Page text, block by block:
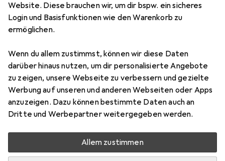
Website. Diese brauchen wir, um dir bspw. ein sicheres
Login und Basisfunktionen wie den Warenkorb zu
ermöglichen.
Wenn du allem zustimmst, können wir diese Daten
darüber hinaus nutzen, um dir personalisierte Angebote
zu zeigen, unsere Webseite zu verbessern und gezielte
Werbung auf unseren und anderen Webseiten oder Apps
anzuzeigen. Dazu können bestimmte Daten auch an
Dritte und Werbepartner weitergegeben werden.
Allem zustimmen
DiposDisplayschutz Anti-Shock
EUR
8,98
214
Bewertungen
Mehr als 10 Stück an Lager beim Drittanbieter
Lieferort angeben für genaue Lieferzeit